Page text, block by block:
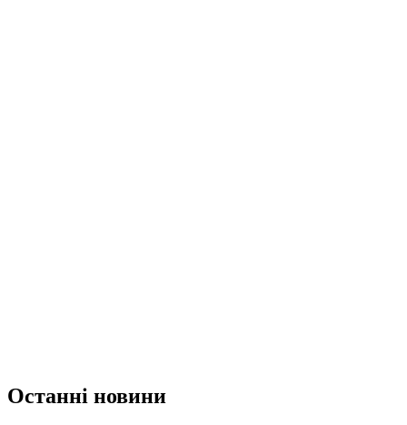
Останні новини